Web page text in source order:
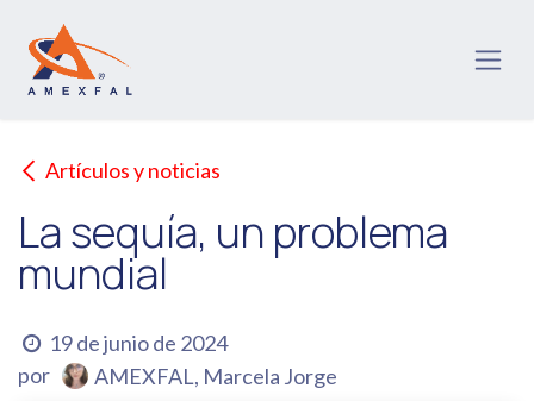
Artículos y noticias
La sequía, un problema
mundial
19 de junio de 2024
por
AMEXFAL, Marcela Jorge